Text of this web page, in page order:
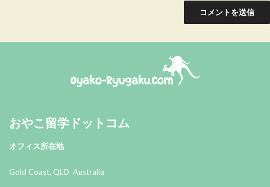
おやこ留学ドットコム
オフィス所在地
Gold Coast, QLD Australia